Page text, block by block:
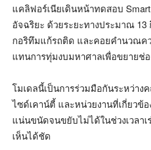
แคลิฟอร์เนียเดินหน้าทดสอบ
อัจฉริยะ ด้วยระยะทางประมาณ
กอริทึมแก้รถติด และคอยคำนวณค
แทนการทุ่มงบมหาศาลเพื่อขยายช่
โมเดลนี้เป็นการร่วมมือกันระหว่าง
ไซด์เคาน์ตี้ และหน่วยงานที่เกี่ยวข้
แน่นขนัดจนขยับไม่ได้ในช่วงเวลา
เห็นได้ชัด